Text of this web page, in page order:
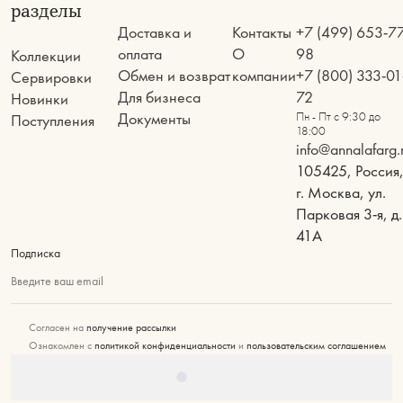
разделы
Коллекции
Сервировки
Новинки
Поступления
Доставка и
оплата
Обмен и возврат
Для бизнеса
Документы
Контакты
О
компании
+7 (499) 653-
98
+7 (800) 333-
72
Пн - Пт с 9:30 до
18:00
105425, Россия,
г. Москва, ул.
Парковая 3-я, д.
41А
Подписка
Введите ваш email
Согласен на получение рассылки
Ознакомлен с политикой конфиденциальности и пользовательским соглашением